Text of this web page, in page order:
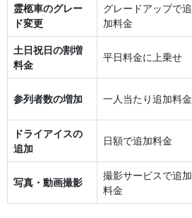
霊柩車のグレー
ド変更
グレードアップで追
加料金
土日祝日の割増
料金
平日料金に上乗せ
参列者数の増加 一人当たり追加料金
ドライアイスの
追加
日額で追加料金
写真・動画撮影
撮影サービスで追加
料金